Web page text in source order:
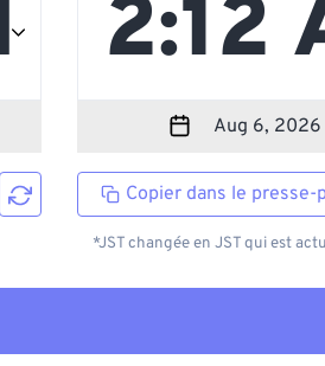
Copier dans le presse-
*JST changée en JST qui est